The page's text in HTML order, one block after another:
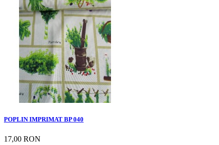
POPLIN IMPRIMAT BP 040
17,00 RON